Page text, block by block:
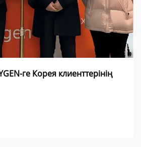
ге Корея клиенттерінің